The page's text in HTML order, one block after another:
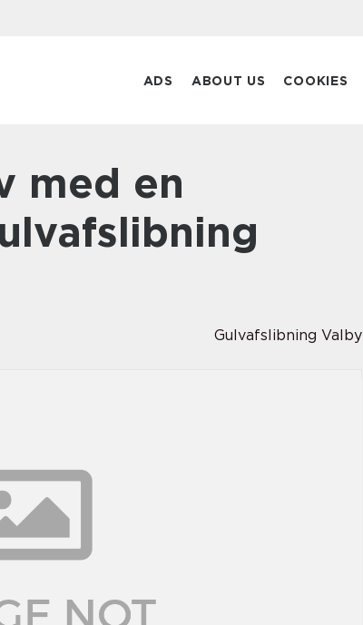
ADS ABOUT US COOKIES
Gulvafslibning Valby